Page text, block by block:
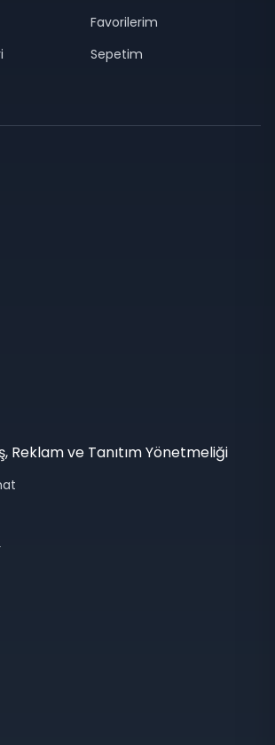
Favorilerim
Sepetim
Reklam ve Tanıtım Yönetmeliği